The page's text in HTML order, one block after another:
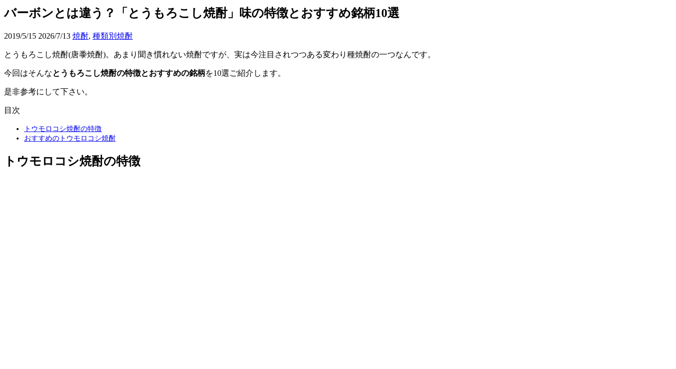
バーボンとは違う？「とうもろこし焼酎」味の特徴とおすすめ銘柄10選
2019/5/15 2026/7/13 焼酎, 種類別焼酎
とうもろこし焼酎(唐黍焼酎)。あまり聞き慣れない焼酎ですが、実は今注目されつつある変わり種焼酎の一つなんです。
今回はそんなとうもろこし焼酎の特徴とおすすめの銘柄を10選ご紹介します。
是非参考にして下さい。
目次
トウモロコシ焼酎の特徴
おすすめのトウモロコシ焼酎
トウモロコシ焼酎の特徴